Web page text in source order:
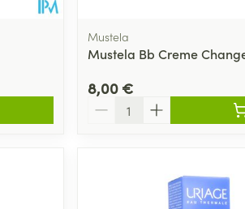
Mustela
Mustela Bb Creme
8,00 €
Quantité